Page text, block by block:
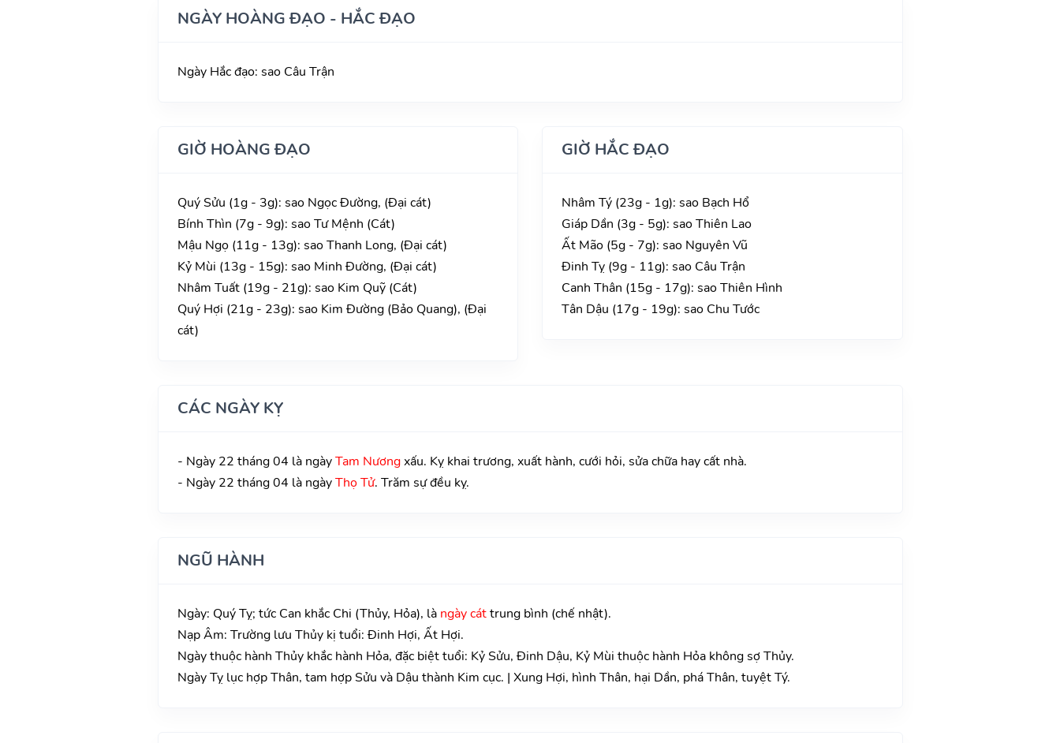
NGÀY HOÀNG ĐẠO - HẮC ĐẠO
Ngày Hắc đạo: sao Câu Trận
GIỜ HOÀNG ĐẠO
Quý Sửu (1g - 3g): sao Ngọc Đường, (Đại cát)
Bính Thìn (7g - 9g): sao Tư Mệnh (Cát)
Mậu Ngọ (11g - 13g): sao Thanh Long, (Đại cát)
Kỷ Mùi (13g - 15g): sao Minh Đường, (Đại cát)
Nhâm Tuất (19g - 21g): sao Kim Quỹ (Cát)
Quý Hợi (21g - 23g): sao Kim Đường (Bảo Quang), (Đại
cát)
GIỜ HẮC ĐẠO
Nhâm Tý (23g - 1g): sao Bạch Hổ
Giáp Dần (3g - 5g): sao Thiên Lao
Ất Mão (5g - 7g): sao Nguyên Vũ
Đinh Tỵ (9g - 11g): sao Câu Trận
Canh Thân (15g - 17g): sao Thiên Hình
Tân Dậu (17g - 19g): sao Chu Tước
CÁC NGÀY KỴ
- Ngày 22 tháng 04 là ngàyTam Nươngxấu. Kỵ khai trương, xuất hành, cưới hỏi, sửa chữa hay cất nhà.
- Ngày 22 tháng 04 là ngàyThọ Tử. Trăm sự đều kỵ.
NGŨ HÀNH
Ngày: Quý Tỵ; tức Can khắc Chi (Thủy, Hỏa), là ngày cáttrung bình (chế nhật).
Nạp Âm: Trường lưu Thủy kị tuổi: Đinh Hợi, Ất Hợi.
Ngày thuộc hành Thủy khắc hành Hỏa, đặc biệt tuổi: Kỷ Sửu, Đinh Dậu, Kỷ Mùi thuộc hành Hỏa không sợ Thủy.
Ngày Tỵ lục hợp Thân, tam hợp Sửu và Dậu thành Kim cục. | Xung Hợi, hình Thân, hại Dần, phá Thân, tuyệt Tý.